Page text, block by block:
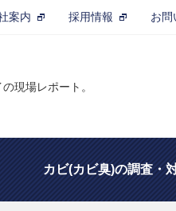
案内 採用情報 お問
現場レポート。
カビ(カビ臭)の調査・